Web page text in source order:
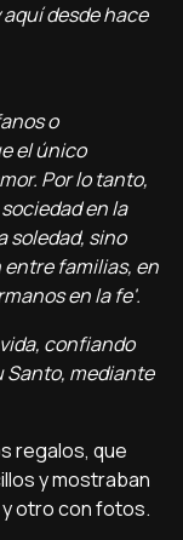
aquí desde hace
o
el único
Por lo tanto,
en la
soledad, sino
entre familias, en
en la fe'.
confiando
Santo, mediante
regalos, que
y mostraban
otro con fotos.